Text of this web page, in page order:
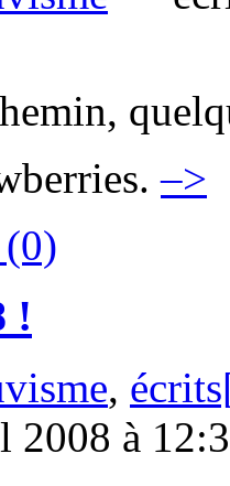
–>
!
,
2008 à